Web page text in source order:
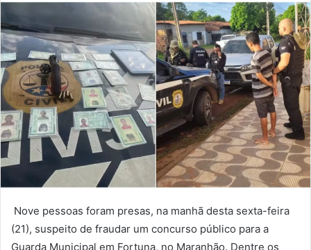
mail
Nove pessoas foram presas, na manhã desta sexta-feira
(21), suspeito de fraudar um concurso público para a
Guarda Municipal em Fortuna, no Maranhão. Dentre os